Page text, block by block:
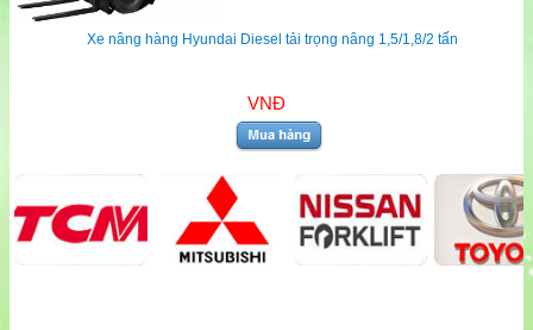
Xe nâng hàng Hyundai Diesel tải trọng nâng 1,5/1,8/2 tấn
VNĐ